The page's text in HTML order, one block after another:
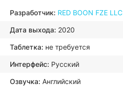
Разработчик: RED BOON FZE LLC
Дата выхода: 2020
Таблетка: не требуется
Интерфейс: Русский
Озвучка: Английский